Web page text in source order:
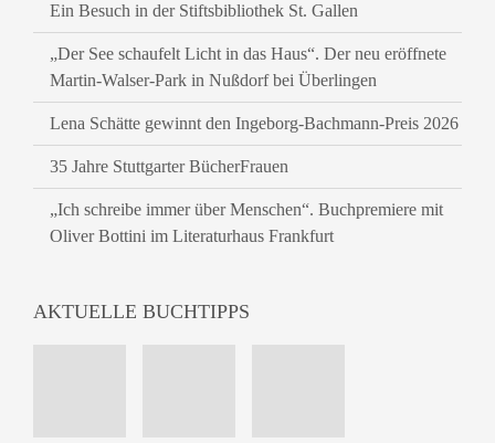
Ein Besuch in der Stiftsbibliothek St. Gallen
„Der See schaufelt Licht in das Haus“. Der neu eröffnete
Martin-Walser-Park in Nußdorf bei Überlingen
Lena Schätte gewinnt den Ingeborg-Bachmann-Preis 2026
35 Jahre Stuttgarter BücherFrauen
„Ich schreibe immer über Menschen“. Buchpremiere mit
Oliver Bottini im Literaturhaus Frankfurt
AKTUELLE BUCHTIPPS